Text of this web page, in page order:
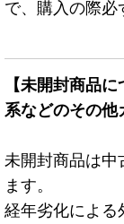
で、購入の際必
【未開封商品
系などのその他
未開封商品は中
ます。
経年劣化による